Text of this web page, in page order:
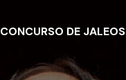
CONCURSO DE JALEOS